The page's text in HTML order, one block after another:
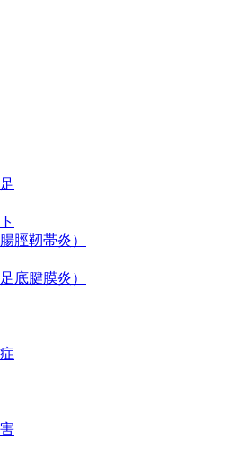
脛靭帯炎）
底腱膜炎）